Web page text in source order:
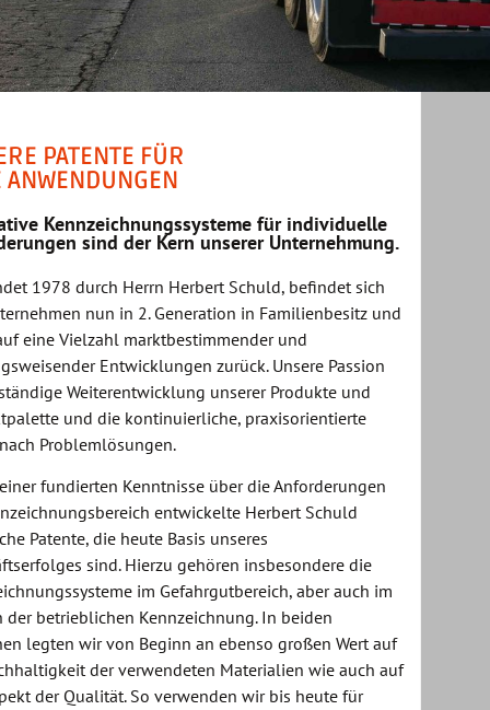
PATENTE FÜR
Kennzeichnungssysteme für individuelle
sind der Kern unserer Unternehmung.
1978 durch Herrn Herbert Schuld, befindet sich
nun in 2. Generation in Familienbesitz und
eine Vielzahl marktbestimmender und
Entwicklungen zurück. Unsere Passion
Weiterentwicklung unserer Produkte und
und die kontinuierliche, praxisorientierte
Problemlösungen.
fundierten Kenntnisse über die Anforderungen
entwickelte Herbert Schuld
Patente, die heute Basis unseres
sind. Hierzu gehören insbesondere die
im Gefahrgutbereich, aber auch im
der betrieblichen Kennzeichnung. In beiden
legten wir von Beginn an ebenso großen Wert auf
der verwendeten Materialien wie auch auf
der Qualität. So verwenden wir bis heute für